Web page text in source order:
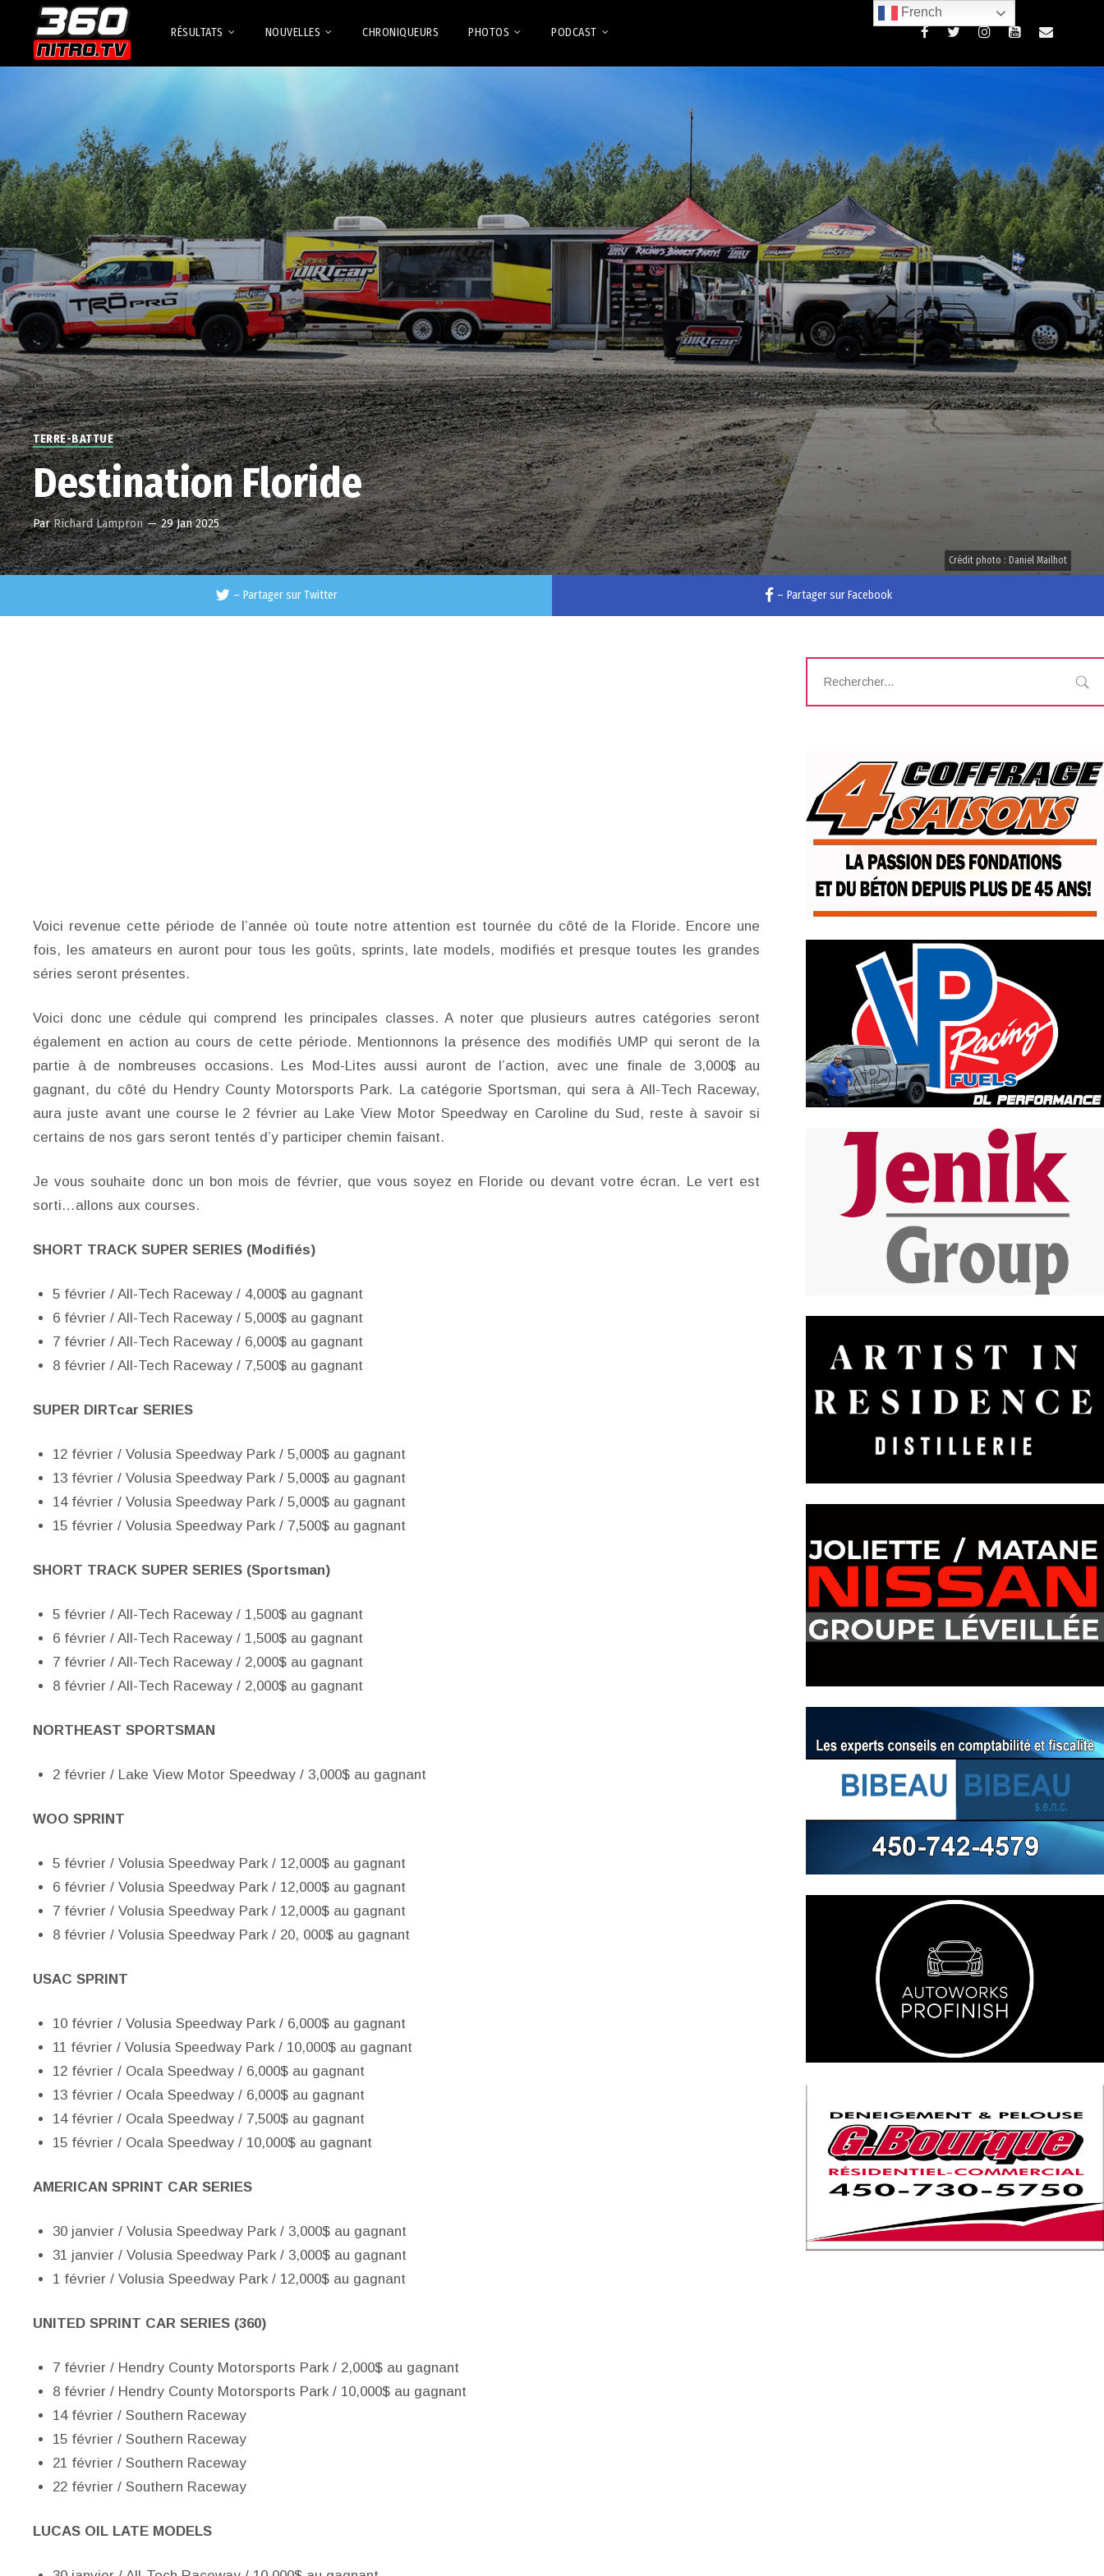
RÉSULTATS NOUVELLES CHRONIQUEURS PHOTOS PODCAST
TERRE-BATTUE
Destination Floride
ParRichard Lampron — 29 Jan 2025
Crédit photo : Daniel Mailhot
– Partager sur Twitter – Partager sur Facebook
Voici revenue cette période de l’année où toute notre attention est tournée du côté de la Floride. Encore une
fois, les amateurs en auront pour tous les goûts, sprints, late models, modifiés et presque toutes les grandes
séries seront présentes.
Voici donc une cédule qui comprend les principales classes. A noter que plusieurs autres catégories seront
également en action au cours de cette période. Mentionnons la présence des modifiés UMP qui seront de la
partie à de nombreuses occasions. Les Mod-Lites aussi auront de l’action, avec une finale de 3,000$ au
gagnant, du côté du Hendry County Motorsports Park. La catégorie Sportsman, qui sera à All-Tech Raceway,
aura juste avant une course le 2 février au Lake View Motor Speedway en Caroline du Sud, reste à savoir si
certains de nos gars seront tentés d’y participer chemin faisant.
Je vous souhaite donc un bon mois de février, que vous soyez en Floride ou devant votre écran. Le vert est
sorti…allons aux courses.
SHORT TRACK SUPER SERIES (Modifiés)
5 février / All-Tech Raceway / 4,000$ au gagnant
6 février / All-Tech Raceway / 5,000$ au gagnant
7 février / All-Tech Raceway / 6,000$ au gagnant
8 février / All-Tech Raceway / 7,500$ au gagnant
SUPER DIRTcar SERIES
12 février / Volusia Speedway Park / 5,000$ au gagnant
13 février / Volusia Speedway Park / 5,000$ au gagnant
14 février / Volusia Speedway Park / 5,000$ au gagnant
15 février / Volusia Speedway Park / 7,500$ au gagnant
SHORT TRACK SUPER SERIES (Sportsman)
5 février / All-Tech Raceway / 1,500$ au gagnant
6 février / All-Tech Raceway / 1,500$ au gagnant
7 février / All-Tech Raceway / 2,000$ au gagnant
8 février / All-Tech Raceway / 2,000$ au gagnant
NORTHEAST SPORTSMAN
2 février / Lake View Motor Speedway / 3,000$ au gagnant
WOO SPRINT
5 février / Volusia Speedway Park / 12,000$ au gagnant
6 février / Volusia Speedway Park / 12,000$ au gagnant
7 février / Volusia Speedway Park / 12,000$ au gagnant
8 février / Volusia Speedway Park / 20, 000$ au gagnant
USAC SPRINT
10 février / Volusia Speedway Park / 6,000$ au gagnant
11 février / Volusia Speedway Park / 10,000$ au gagnant
12 février / Ocala Speedway / 6,000$ au gagnant
13 février / Ocala Speedway / 6,000$ au gagnant
14 février / Ocala Speedway / 7,500$ au gagnant
15 février / Ocala Speedway / 10,000$ au gagnant
AMERICAN SPRINT CAR SERIES
30 janvier / Volusia Speedway Park / 3,000$ au gagnant
31 janvier / Volusia Speedway Park / 3,000$ au gagnant
1 février / Volusia Speedway Park / 12,000$ au gagnant
UNITED SPRINT CAR SERIES (360)
7 février / Hendry County Motorsports Park / 2,000$ au gagnant
8 février / Hendry County Motorsports Park / 10,000$ au gagnant
14 février / Southern Raceway
15 février / Southern Raceway
21 février / Southern Raceway
22 février / Southern Raceway
LUCAS OIL LATE MODELS
French